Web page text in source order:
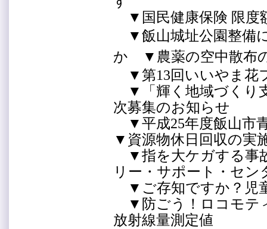
▼国民健康保険 限度
▼飯山城址公園整備
か ▼農薬の空中散布
▼第13回いいやま
▼「輝く地域づくり
次募集のお知らせ
▼平成25年度飯山市
▼資源物休日回収の実
▼指を大ケガする事
リー・サポート・セ
▼ご存知ですか？児
▼防ごう！ロコモテ
放射線量測定値